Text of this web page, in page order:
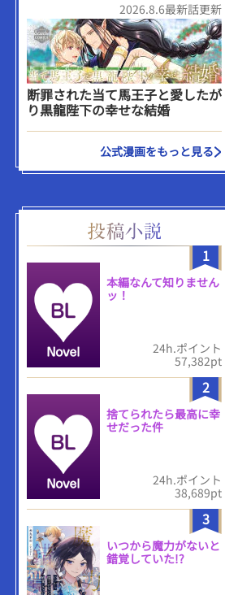
2026.8.6最新話更新
断罪された当て馬王子と愛したが
り黒龍陛下の幸せな結婚
公式漫画をもっと見る
1
本編なんて知りません
ッ！
24h.ポイント
57,382pt
2
捨てられたら最高に幸
せだった件
24h.ポイント
38,689pt
3
いつから魔力がないと
錯覚していた!?